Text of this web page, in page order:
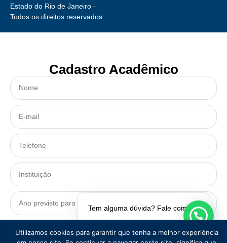
Estado do Rio de Janeiro -
Todos os direitos reservados
Cadastro Acadêmico
CADASTRAR
Utilizamos cookies para garantir que tenha a melhor experiência
Tem alguma dúvida? Fale comigo!